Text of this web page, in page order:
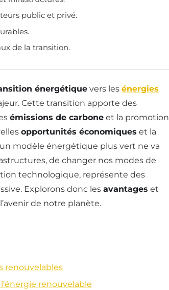
public et privé.
de la transition.
énergétique vers les énergies
Cette transition apporte des
émissions de carbone et la promotion
opportunités économiques et la
modèle énergétique plus vert ne va
de changer nos modes de
technologique, représente des
Explorons donc les avantages et
de notre planète.
renouvelables
renouvelable